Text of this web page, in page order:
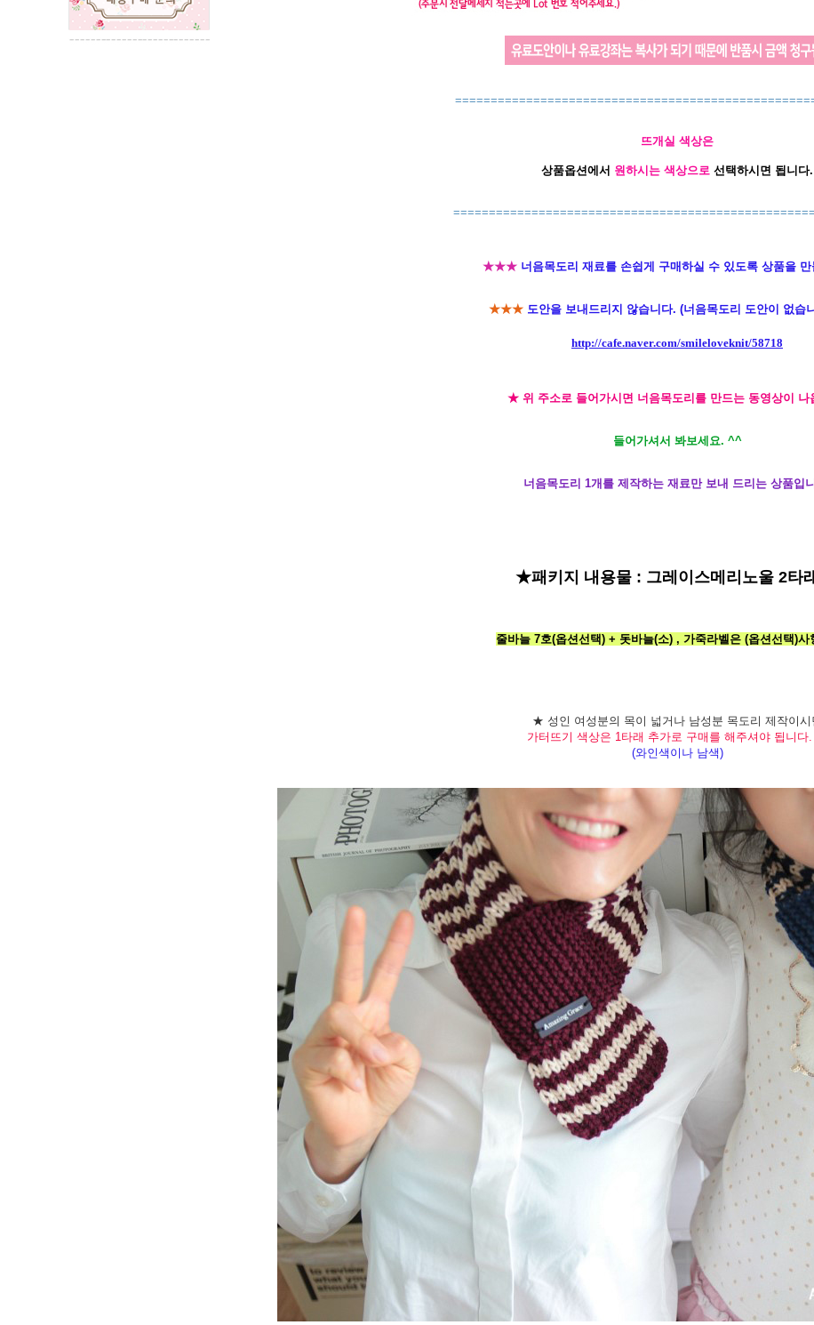
뜨개실 색상은
상품옵션에서 원하시는 색상으로 선택하시면 됩니다.
★★★너음목도리 재료를 손쉽게 구매하실 수 있도록 상품을 만
★★★도안을 보내드리지 않습니다. (너음목도리 도안이 없습
http://cafe.naver.com/smileloveknit/58718
★ 위 주소로 들어가시면 너음목도리를 만드는 동영상이 나
들어가셔서 봐보세요. ^^
너음목도리 1개를 제작하는 재료만 보내 드리는 상품입
★패키지 내용물 : 그레이스메리노울 2타
줄바늘 7호(옵션선택) + 돗바늘(소) , 가죽라벨은 (옵션선택)사
★ 성인 여성분의 목이 넓거나 남성분 목도리 제작이시
가터뜨기 색상은 1타래 추가로 구매를 해주셔야 됩니
(와인색이나 남색)